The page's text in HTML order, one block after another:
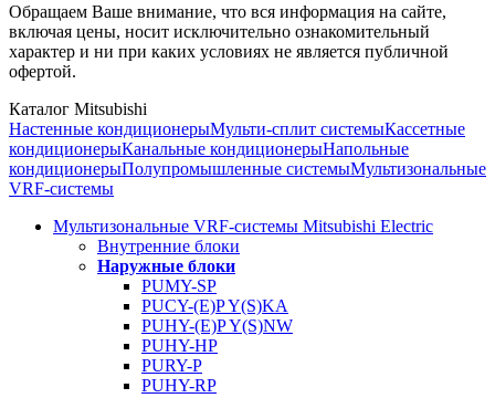
Обращаем Ваше внимание, что вся информация на сайте,
включая цены, носит исключительно ознакомительный
характер и ни при каких условиях не является публичной
офертой.
Каталог Mitsubishi
Настенные кондиционерыМульти-сплит системыКассетные
кондиционерыКанальные кондиционерыНапольные
кондиционерыПолупромышленные системыМультизональные
VRF-системы
Мультизональные VRF-системы Mitsubishi Electric
Внутренние блоки
Наружные блоки
PUMY-SP
PUCY-(E)P Y(S)KA
PUHY-(E)P Y(S)NW
PUHY-HP
PURY-P
PUHY-RP